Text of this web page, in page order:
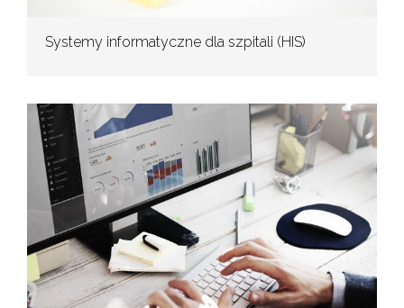
Systemy informatyczne dla szpitali (HIS)